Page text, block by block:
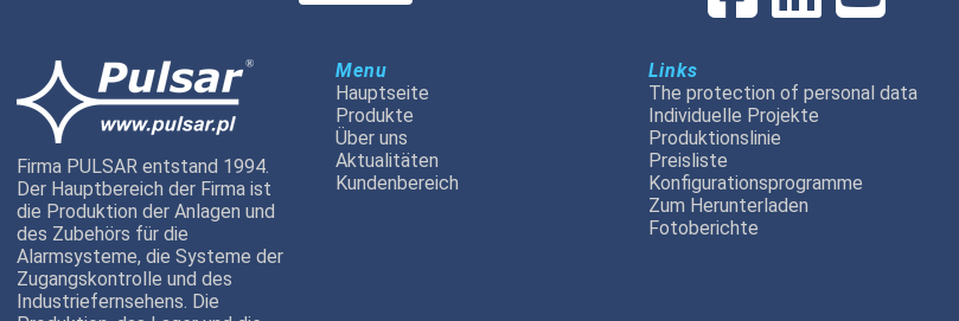
Firma PULSAR entstand 1994.
Der Hauptbereich der Firma ist
die Produktion der Anlagen und
des Zubehörs für die
Alarmsysteme, die Systeme der
Zugangskontrolle und des
Industriefernsehens. Die
Menu
Hauptseite
Produkte
Über uns
Aktualitäten
Kundenbereich
Links
The protection of personal data
Individuelle Projekte
Produktionslinie
Preisliste
Konfigurationsprogramme
Zum Herunterladen
Fotoberichte